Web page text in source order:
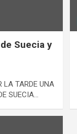
Suecia y
LA TARDE UNA
SUECIA…